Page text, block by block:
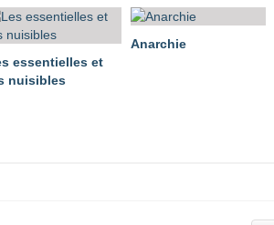
essentielles et
nuisibles
Anarchie